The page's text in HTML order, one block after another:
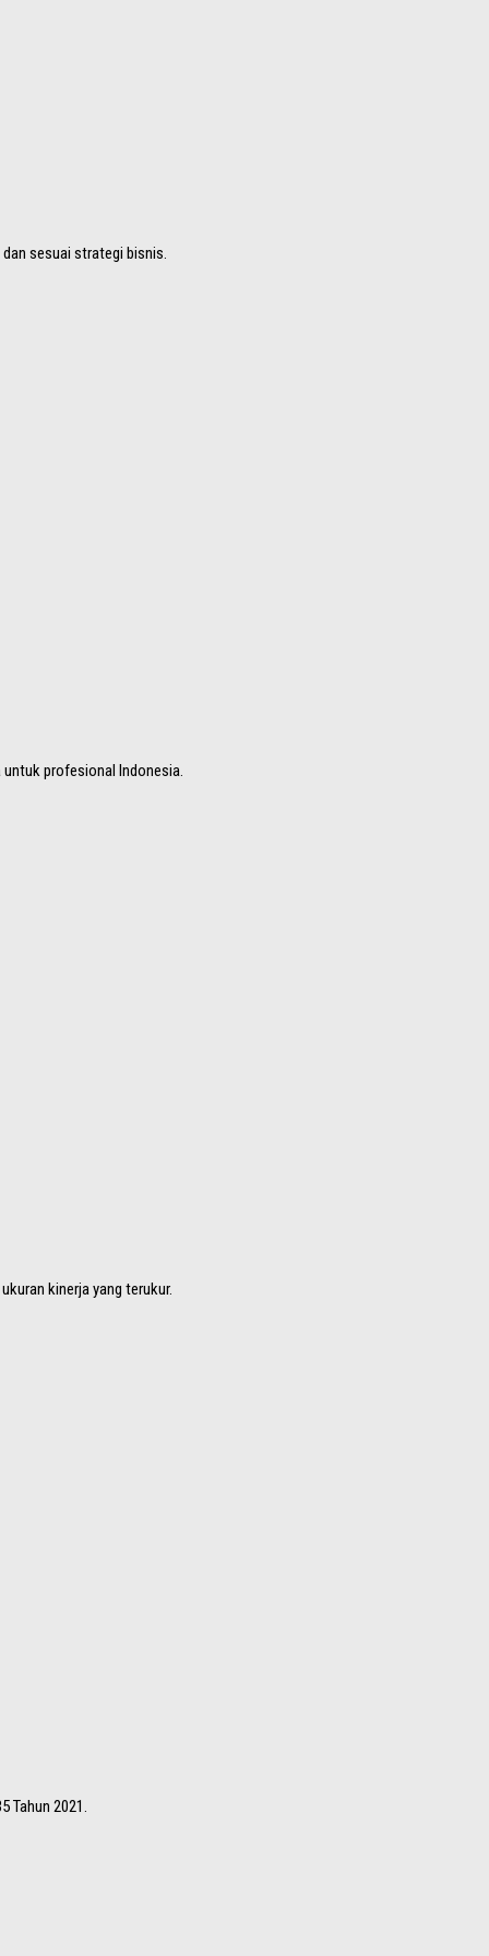
sesuai strategi bisnis.
untuk profesional Indonesia.
kinerja yang terukur.
Tahun 2021.